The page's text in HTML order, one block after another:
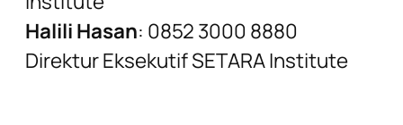
Halili Hasan: 0852 3000 8880
Direktur Eksekutif SETARA Institute